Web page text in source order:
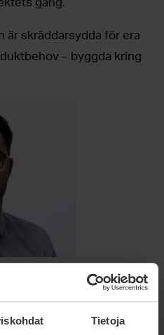
Tietoja
är skräddarsydda för era
– byggda kring